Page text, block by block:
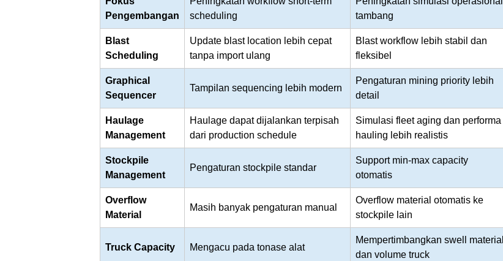
Pengembangan
scheduling
tambang
Blast
Scheduling
Update blast location lebih cepat
tanpa import ulang
Blast workflow lebih stabil dan
fleksibel
Graphical
Sequencer
Tampilan sequencing lebih modern
Pengaturan mining priority lebih
detail
Haulage
Management
Haulage dapat dijalankan terpisah
dari production schedule
Simulasi fleet aging dan performa
hauling lebih realistis
Stockpile
Management
Pengaturan stockpile standar
Support min-max capacity
otomatis
Overflow
Material
Masih banyak pengaturan manual
Overflow material otomatis ke
stockpile lain
Truck Capacity Mengacu pada tonase alat
Mempertimbangkan swell material
dan volume truck